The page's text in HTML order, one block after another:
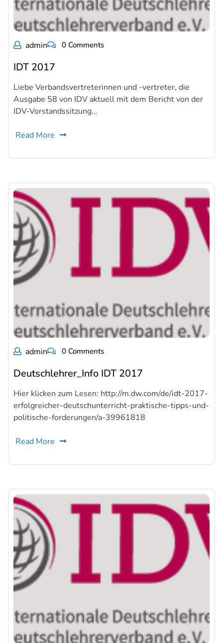
admin 0 Comments
IDT 2017
Liebe Verbandsvertreterinnen und -vertreter, die
Ausgabe 58 von IDV aktuell mit dem Bericht von der
IDV-Vorstandssitzung…
Read More
admin 0 Comments
Deutschlehrer_Info IDT 2017
Hier klicken zum Lesen: http://m.dw.com/de/idt-2017-
erfolgreicher-deutschunterricht-praktische-tipps-und-
politische-forderungen/a-39961818
Read More